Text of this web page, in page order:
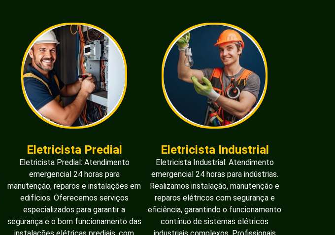
Eletricista Predial
Eletricista Predial: Atendimento
emergencial 24 horas para
manutenção, reparos e instalações em
edifícios. Oferecemos serviços
especializados para garantir a
segurança e o bom funcionamento das
instalações elétricas prediais, com
Eletricista Industrial
Eletricista Industrial: Atendimento
emergencial 24 horas para indústrias.
Realizamos instalação, manutenção e
reparos elétricos com segurança e
eficiência, garantindo o funcionamento
contínuo de sistemas elétricos
industriais complexos. Profissionais